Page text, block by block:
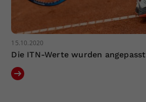
15.10.2020
Die ITN-Werte wurden angepasst